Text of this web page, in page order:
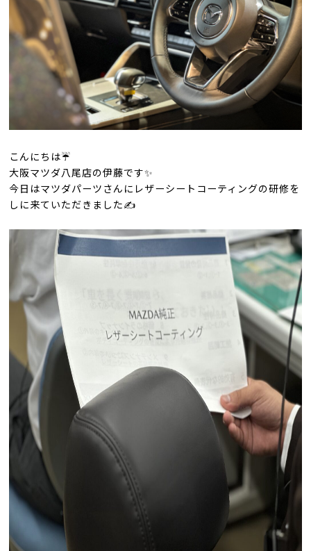
こんにちは☔️
大阪マツダ八尾店の伊藤です‍✨
今日はマツダパーツさんに レザーシートコーティングの研修を
しに来ていただきました✍